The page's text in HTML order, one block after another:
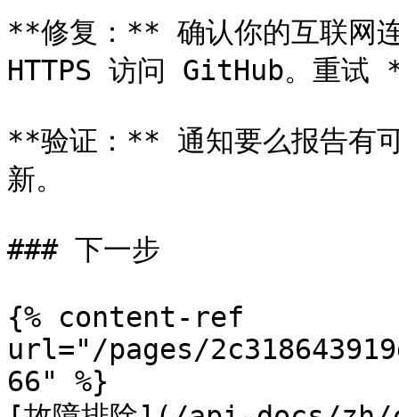
**修复：** 确认你的互联
HTTPS 访问 GitHub。重
**验证：** 通知要么报告有
新。
### 下一步
{% content-ref
url="/pages/
66" %}